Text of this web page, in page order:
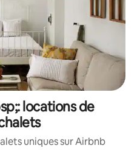
locations de
uniques sur Airbnb